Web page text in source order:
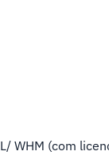
WHM (com